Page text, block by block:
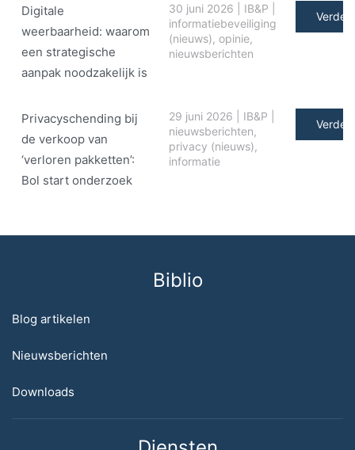
Digitale
weerbaarheid: waarom
een strategische
aanpak noodzakelijk is
30 juni 2026 IB&P
informatiebeveiliging
(nieuws), opinie,
nieuwsberichten
Verder
Privacyschending bij
de verkoop van
‘verloren pakketten’:
Bol start onderzoek
29 juni 2026 IB&P
nieuwsberichten,
privacy (nieuws),
informatie
Verder
Biblio
Blog artikelen
Nieuwsberichten
Downloads